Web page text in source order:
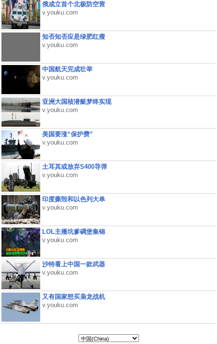
俄成立首个北极防空营
v.youku.com
知否知否应是绿肥红瘦
v.youku.com
中国航天完成壮举
v.youku.com
亚洲大国核潜艇梦终实现
v.youku.com
美国要涨“保护费”
v.youku.com
土耳其或放弃S400导弹
v.youku.com
印度撕毁和以色列大单
v.youku.com
LOL主播坑爹碉堡集锦
v.youku.com
沙特看上中国一款武器
v.youku.com
又有国家想买枭龙战机
v.youku.com